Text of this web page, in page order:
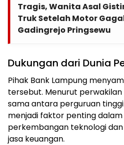
Tragis, Wanita Asal
Truk Setelah Motor
Gadingrejo Pringsewu
Dukungan dari Dunia
Pihak Bank Lampung
tersebut. Menurut
sama antara perguruan
menjadi faktor penting
perkembangan teknologi
jasa keuangan.